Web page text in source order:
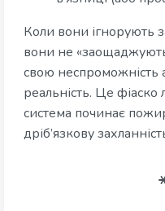
Коли вони ігнорують
вони не
свою неспроможність
реальність. Це
система починає
дріб’язкову